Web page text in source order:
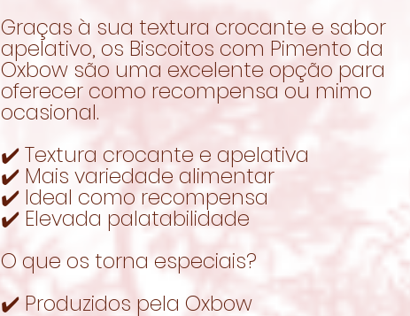
Graças à sua textura crocante e sabor
apelativo, os Biscoitos com Pimento da
Oxbow são uma excelente opção para
oferecer como recompensa ou mimo
ocasional.
✔️ Textura crocante e apelativa
✔️ Mais variedade alimentar
✔️ Ideal como recompensa
✔️ Elevada palatabilidade
O que os torna especiais?
✔️ Produzidos pela Oxbow